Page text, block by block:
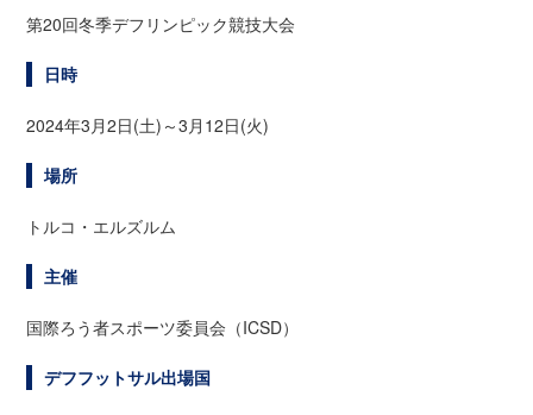
第20回冬季デフリンピック競技大会
日時
2024年3月2日(土)～3月12日(火)
場所
トルコ・エルズルム
主催
国際ろう者スポーツ委員会（ICSD）
デフフットサル出場国